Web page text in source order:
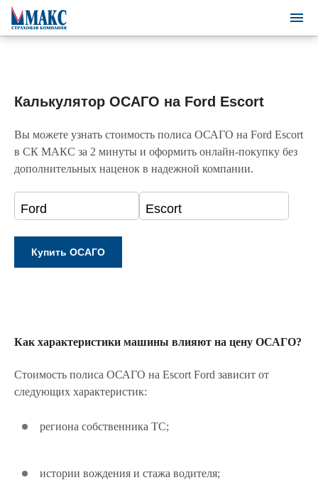
Калькулятор ОСАГО на Ford Escort
Вы можете узнать стоимость полиса ОСАГО на Ford Escort
в СК МАКС за 2 минуты и оформить онлайн-покупку без
дополнительных наценок в надежной компании.
Как характеристики машины влияют на цену ОСАГО?
Стоимость полиса ОСАГО на Escort Ford зависит от
следующих характеристик:
региона собственника ТС;
истории вождения и стажа водителя;